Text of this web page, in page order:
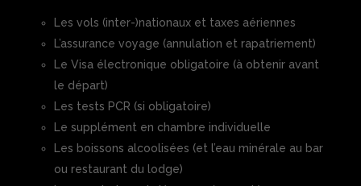
Les vols (inter-)nationaux et taxes aériennes
L’assurance voyage (annulation et rapatriement)
Le Visa électronique obligatoire (à obtenir avant
le départ)
Les tests PCR (si obligatoire)
Le supplément en chambre individuelle
Les boissons alcoolisées (et l’eau minérale au bar
ou restaurant du lodge)